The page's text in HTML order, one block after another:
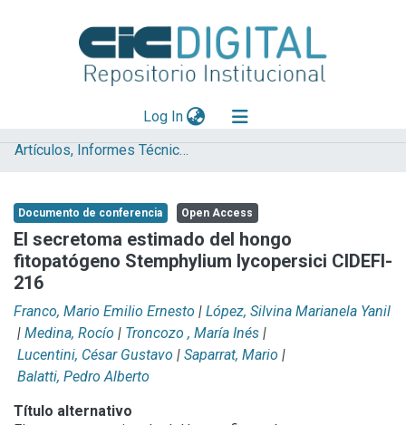
Log In(current)
Explorar
Aportar material
Statistics
Artículos, Informes Técnicos y presentaciones en Congresos
Documento de conferencia Open Access
El secretoma estimado del hongo
fitopatógeno Stemphylium lycopersici CIDEFI-
216
Franco, Mario Emilio Ernesto | López, Silvina Marianela Yanil
| Medina, Rocío | Troncozo , María Inés |
Lucentini, César Gustavo | Saparrat, Mario |
Balatti, Pedro Alberto
Título alternativo